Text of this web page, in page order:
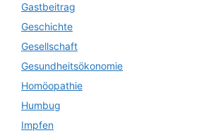
Gastbeitrag
Geschichte
Gesellschaft
Gesundheitsökonomie
Homöopathie
Humbug
Impfen